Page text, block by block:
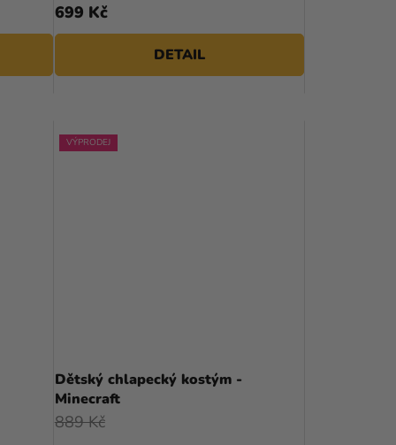
699 Kč
DETAIL
VÝPRODEJ
Dětský chlapecký kostým -
Minecraft
889 Kč